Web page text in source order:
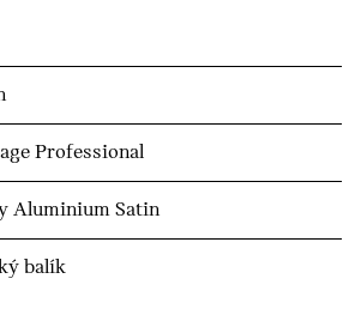
Professional
Aluminium Satin
balík